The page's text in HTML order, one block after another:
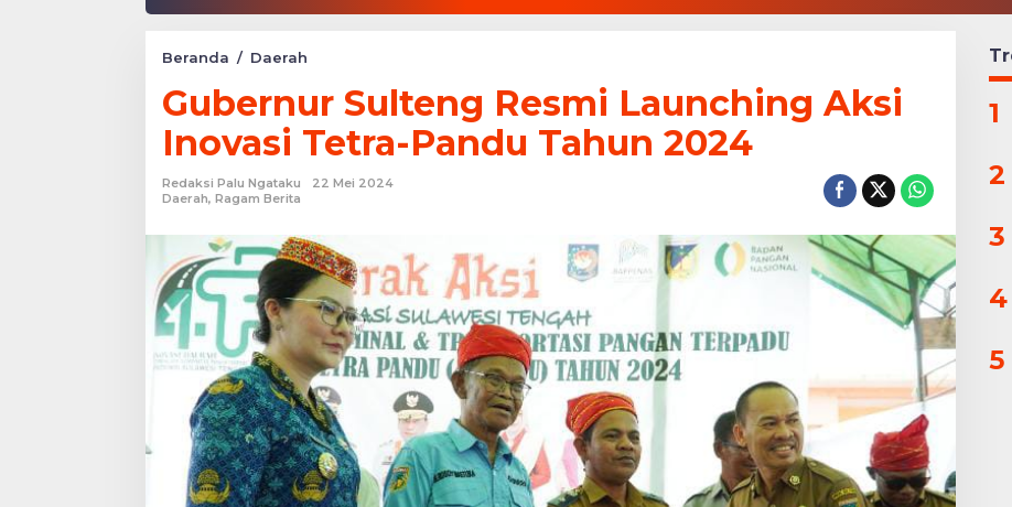
Beranda / Daerah
Resmi
Launching
Aksi
Inovasi
Tetra-
2024
Gubernur Sulteng Resmi Launching Aksi
Inovasi Tetra-Pandu Tahun 2024
Redaksi Palu Ngataku
22 Mei 2024
Daerah, Ragam Berita
1
2
3
4
5